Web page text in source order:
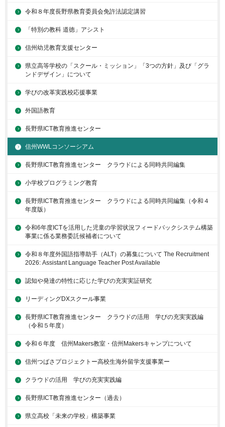
令和８年度長野県教育委員会免許法認定講習
「特別の教科 道徳」アシスト
信州幼児教育支援センター
県立高等学校の「スクール・ミッション」「3つの方針」及び「グラ
ンドデザイン」について
学びの改革実践校応援事業
外国語教育
長野県ICT教育推進センター
信州WWLコンソーシアム
長野県ICT教育推進センター クラウドによる同時共同編集
小学校プログラミング教育
長野県ICT教育推進センター クラウドによる同時共同編集（令和４
年度版）
令和6年度ICTを活用した児童の学習状況フィードバックシステム構築
事業に係る業務委託候補者について
令和８年度外国語指導助手（ALT）の募集について The Recruitment
2026: Assistant Language Teacher Post Available
認知や発達の特性に応じた学びの充実実証研究
リーディングDXスクール事業
長野県ICT教育推進センター クラウドの活用 学びの充実実践編
（令和５年度）
令和６年度 信州Makers教室・信州Makersキャンプについて
信州つばさプロジェクトー高校生海外留学支援事業ー
クラウドの活用 学びの充実実践編
長野県ICT教育推進センター（過去）
県立高校「未来の学校」構築事業